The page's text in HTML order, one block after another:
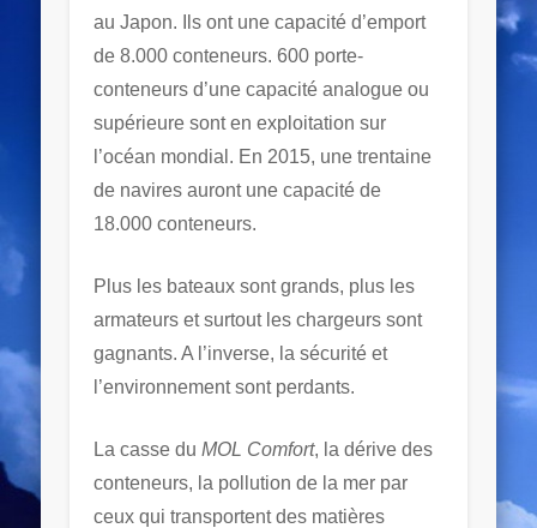
au Japon. Ils ont une capacité d’emport
de 8.000 conteneurs. 600 porte-
conteneurs d’une capacité analogue ou
supérieure sont en exploitation sur
l’océan mondial. En 2015, une trentaine
de navires auront une capacité de
18.000 conteneurs.
Plus les bateaux sont grands, plus les
armateurs et surtout les chargeurs sont
gagnants. A l’inverse, la sécurité et
l’environnement sont perdants.
La casse duMOL Comfort, la dérive des
conteneurs, la pollution de la mer par
ceux qui transportent des matières